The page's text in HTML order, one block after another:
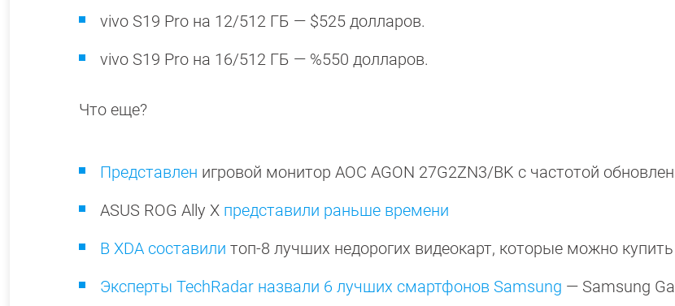
vivo S19 Pro на 12/512 ГБ — $525 долларов.
vivo S19 Pro на 16/512 ГБ — %550 долларов.
Что еще?
Представлен игровой монитор AOC AGON 27G2ZN3/BK с частотой
ASUS ROG Ally X представили раньше времени
В XDA составили топ-8 лучших недорогих видеокарт, которые можно купить
Эксперты TechRadar назвали 6 лучших смартфонов Samsung — Samsung